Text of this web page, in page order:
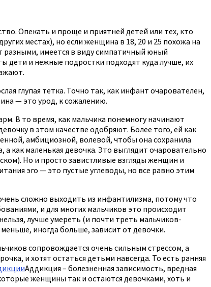
Опекать и проще и приятней детей или тех, кто
местах), но если женщина в 18, 20 и 25 похожа на
разными, имеется в виду симпатичный юный
дети и нежные подростки подходят куда лучше, их
глупая тетка. Точно так, как инфант очарователен,
— это урод, к сожалению.
В то время, как мальчика понемногу начинают
в этом качестве одобряют. Более того, ей как
амбициозной, волевой, чтобы она сохранила
как маленькая девочка. Это выглядит очаровательно
Но и просто завистливые взгляды женщин и
эго — это пустые углеводы, но все равно этим
сложно выходить из инфантилизма, потому что
и для многих мальчиков это происходит
лучше умереть (и почти треть мальчиков-
иногда больше, зависит от девочки.
сопровождается очень сильным стрессом, а
и хотят остаться детьми навсегда. То есть ранняя
Аддикция – болезненная зависимость, вредная
женщины так и остаются девочками, хоть и